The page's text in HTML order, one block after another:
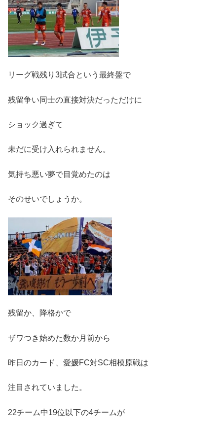
リーグ戦残り3試合という最終盤で
残留争い同士の直接対決だっただけに
ショック過ぎて
未だに受け入れられません。
気持ち悪い夢で目覚めたのは
そのせいでしょうか。
残留か、降格かで
ザワつき始めた数か月前から
昨日のカード、愛媛FC対SC相模原戦は
注目されていました。
22チーム中19位以下の4チームが